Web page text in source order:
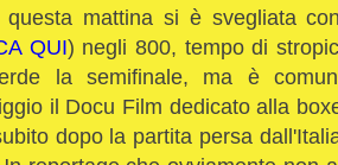
questa mattina si è svegliata
QUI) negli 800, tempo di
la semifinale, ma è
il Docu Film dedicato alla
dopo la partita persa